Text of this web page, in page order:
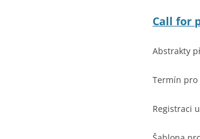
Call for
Abstrakty
Termín pro
Registraci